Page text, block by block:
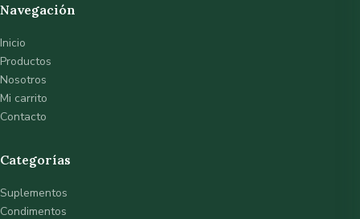
Navegación
Inicio
Productos
Nosotros
Mi carrito
Contacto
Categorías
Suplementos
Condimentos